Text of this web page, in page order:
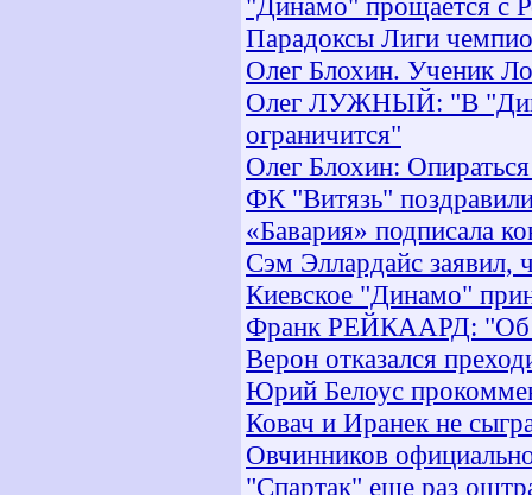
Парадоксы Лиги
Олег Блохин. Ученик
Олег ЛУЖНЫЙ: "В
ограничится"
Олег Блохин:
ФК "Витязь"
«Бавария» подписала
Сэм Эллардайс заявил,
Киевское "Динамо"
Франк РЕЙКААРД: "Об
Верон отказался
Юрий Белоус
Ковач и Иранек не
Овчинников
"Спартак" еще раз